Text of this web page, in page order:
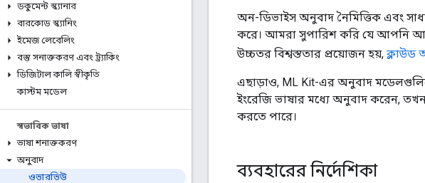
ডকুমেন্ট স্ক্যানার
বারকোড স্ক্যানিং
ইমেজ লেবেলিং
বস্তু সনাক্তকরণ এবং ট্র্যাকিং
ডিজিটাল কালি স্বীকৃতি
কাস্টম মডেল
স্বভাবিক ভাষা
ভাষা শনাক্তকরণ
অনুবাদ
ওভারভিউ
অন-ডিভাইস অনুবাদ নৈমিত্তিক এবং
করে। আমরা সুপারিশ করি যে আপনি
উচ্চতর বিশ্বস্ততার প্রয়োজন হয়,ক্লাউড
এছাড়াও, ML Kit-এর অনুবাদ
ইংরেজি ভাষার মধ্যে অনুবাদ করেন,
করতে পারে।
ব্যবহারের নির্দেশিকা